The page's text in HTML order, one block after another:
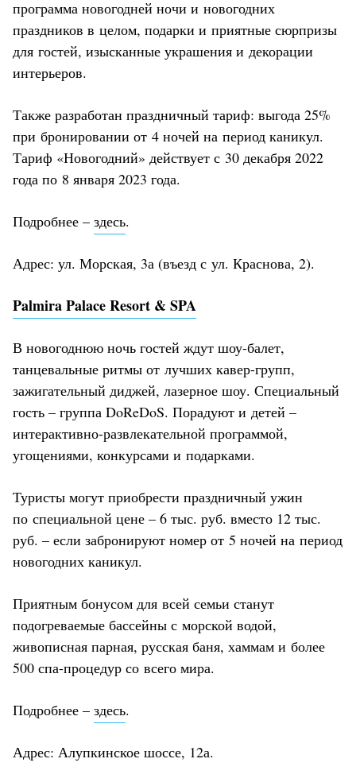
программа новогодней ночи и новогодних
праздников в целом, подарки и приятные сюрпризы
для гостей, изысканные украшения и декорации
интерьеров.
Также разработан праздничный тариф: выгода 25%
при бронировании от 4 ночей на период каникул.
Тариф «Новогодний» действует с 30 декабря 2022
года по 8 января 2023 года.
Подробнее – здесь.
Адрес: ул. Морская, 3а (въезд с ул. Краснова, 2).
Palmira Palace Resort & SPA
В новогоднюю ночь гостей ждут шоу-балет,
танцевальные ритмы от лучших кавер-групп,
зажигательный диджей, лазерное шоу. Специальный
гость – группа DoReDoS. Порадуют и детей –
интерактивно-развлекательной программой,
угощениями, конкурсами и подарками.
Туристы могут приобрести праздничный ужин
по специальной цене – 6 тыс. руб. вместо 12 тыс.
руб. – если забронируют номер от 5 ночей на период
новогодних каникул.
Приятным бонусом для всей семьи станут
подогреваемые бассейны с морской водой,
живописная парная, русская баня, хаммам и более
500 спа-процедур со всего мира.
Подробнее – здесь.
Адрес: Алупкинское шоссе, 12а.